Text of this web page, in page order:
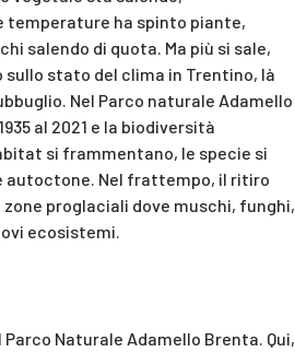
temperature ha spinto piante,
salendo di quota. Ma più si sale,
sullo stato del clima in Trentino, là
Nel Parco naturale Adamello
al 2021 e la biodiversità
si frammentano, le specie si
autoctone. Nel frattempo, il ritiro
proglaciali dove muschi, funghi,
ecosistemi.
Naturale Adamello Brenta. Qui,